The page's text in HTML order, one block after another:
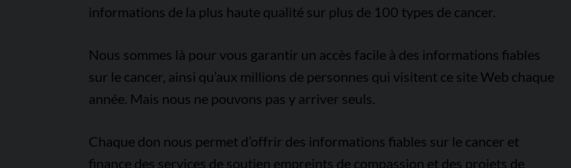
informations de la plus haute qualité sur plus de 100 types de cancer.
Nous sommes là pour vous garantir un accès facile à des informations fiables
sur le cancer, ainsi qu’aux millions de personnes qui visitent ce site Web chaque
année. Mais nous ne pouvons pas y arriver seuls.
Chaque don nous permet d’offrir des informations fiables sur le cancer et
finance des services de soutien empreints de compassion et des projets de